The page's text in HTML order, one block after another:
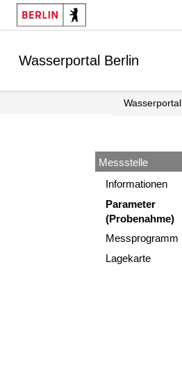
Springe zur Navigation
Springe zum Inhalt
Wasserportal Berlin
Wasserportal
Messstelle
Informationen
Parameter
(Probenahme)
Messprogramm
Lagekarte